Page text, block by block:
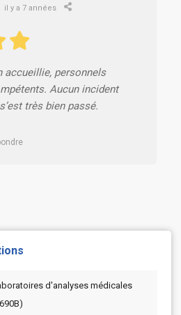
il y a 7 années
accueillie, personnels
Aucun incident
très bien passé.
d'analyses médicales